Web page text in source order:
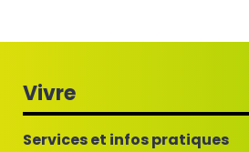
Vivre
Services et infos pratiques